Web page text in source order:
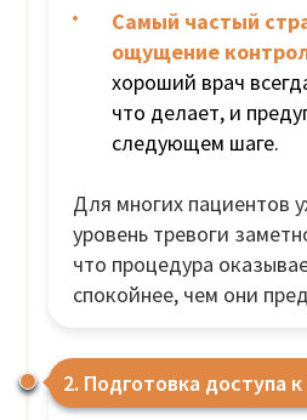
Самый частый
ощущение
хороший врач
что делает, и
следующем шаге.
Для многих пациентов
уровень тревоги
что процедура
спокойнее, чем они
2. Подготовка доступа